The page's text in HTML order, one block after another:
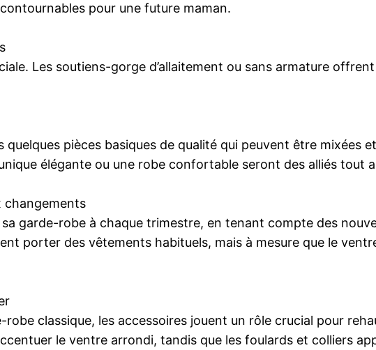
pour une future maman.
Les soutiens-gorge d’allaitement ou sans armature
quelques pièces basiques de qualité qui peuvent être mixées
élégante ou une robe confortable seront des alliés tout
changements
garde-robe à chaque trimestre, en tenant compte des
porter des vêtements habituels, mais à mesure que le
classique, les accessoires jouent un rôle crucial pour
le ventre arrondi, tandis que les foulards et colliers